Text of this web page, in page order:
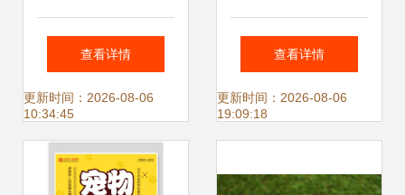
店服务价格表海报
矢量图 专业设计与
实用模板
查看详情
更新时间：2026-08-06
10:34:45
务，为爱宠打造温
馨家园
查看详情
更新时间：2026-08-06
19:09:18